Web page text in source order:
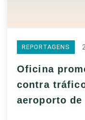
REPORTAGENS
Oficina
contra
aeroporto de